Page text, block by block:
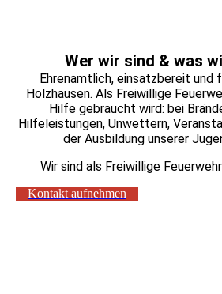
Wer wir sind & was
Ehrenamtlich, einsatzbereit und
Holzhausen. Als Freiwillige
Hilfe gebraucht wird: bei
Hilfeleistungen, Unwettern,
der Ausbildung unserer
Wir sind als Freiwillige
Kontakt aufnehmen